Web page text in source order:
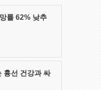
률 62% 낮추
흉선 건강과 싸